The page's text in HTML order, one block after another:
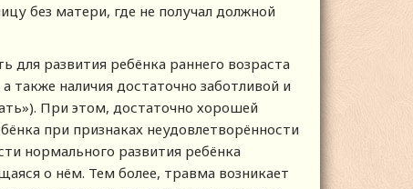
без матери, где не получал должной
для развития ребёнка раннего возраста
также наличия достаточно заботливой и
При этом, достаточно хорошей
при признаках неудовлетворённости
нормального развития ребёнка
о нём. Тем более, травма возникает